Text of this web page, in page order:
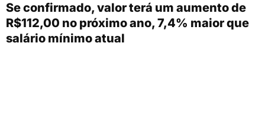
Se confirmado, valor terá um aumento de
R$112,00 no próximo ano, 7,4% maior que
salário mínimo atual